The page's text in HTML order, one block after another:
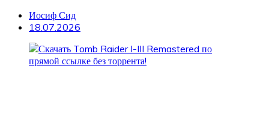
Иосиф Сид
18.07.2026